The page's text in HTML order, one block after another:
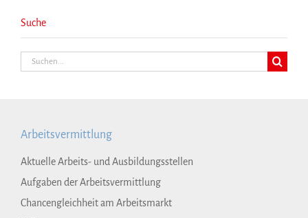
Suche
Suche
Arbeitsvermittlung
Aktuelle Arbeits- und Ausbildungsstellen
Aufgaben der Arbeitsvermittlung
Chancengleichheit am Arbeitsmarkt